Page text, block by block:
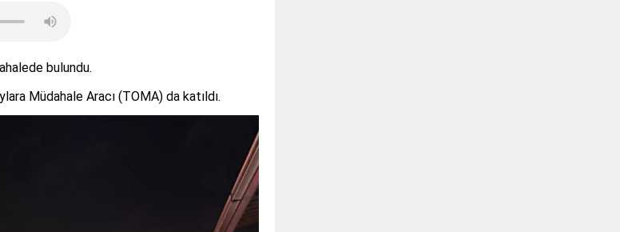
bulundu.
Müdahale Aracı (TOMA) da katıldı.